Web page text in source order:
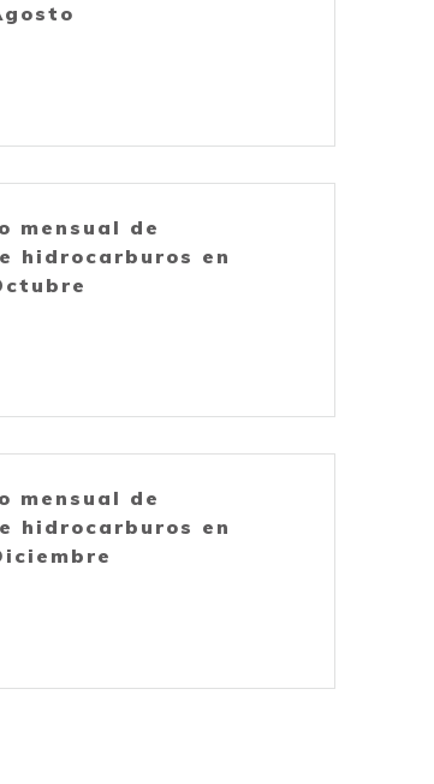
mensual de
hidrocarburos en
mensual de
hidrocarburos en